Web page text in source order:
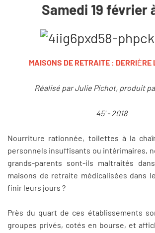
Samedi 19 février
MAISONS DE RETRAITE : DERRIÈRE
Réalisé par Julie Pichot, produit
45' - 2018
Nourriture rationnée, toilettes à la
personnels insuffisants ou intérimaires,
grands-parents sont-ils maltraités
maisons de retraite médicalisées dans
finir leurs jours ?
Près du quart de ces établissements
groupes privés, cotés en bourse, et